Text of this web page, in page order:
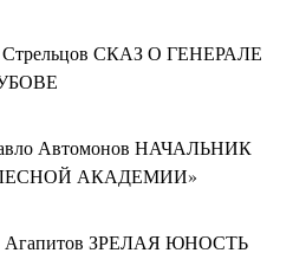
СКАЗ О ГЕНЕРАЛЕ
Автомонов НАЧАЛЬНИК
АКАДЕМИИ»
Агапитов ЗРЕЛАЯ ЮНОСТЬ